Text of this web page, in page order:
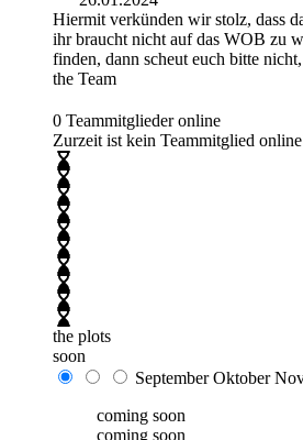
Hiermit verkünden wir stolz, dass
ihr braucht nicht auf das WOB zu
finden, dann scheut euch bitte
the Team
0 Teammitglieder online
Zurzeit ist kein Teammitglied
the plots
soon
September Oktober
coming soon
coming soon